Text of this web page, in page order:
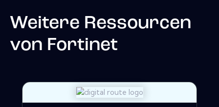
Weitere Ressourcen
von Fortinet